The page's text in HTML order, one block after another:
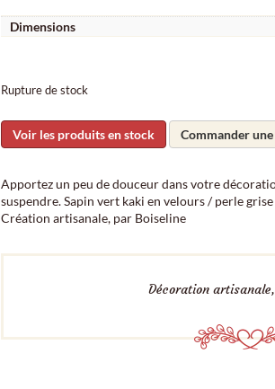
Dimensions
Rupture de stock
Voir les produits en stock Commander
Apportez un peu de douceur dans votre
suspendre. Sapin vert kaki en velours / perle
Création artisanale, par Boiseline
Décoration